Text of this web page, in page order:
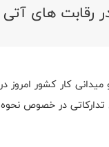
رقابت های
میدانی کار کشور
تدارکاتی در خصوص